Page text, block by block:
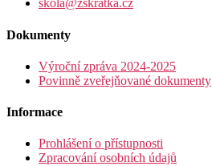
skola@zskratka.cz
Dokumenty
Výroční zpráva 2024-2025
Povinně zveřejňované dokumenty
Informace
Prohlášení o přístupnosti
Zpracování osobních údajů